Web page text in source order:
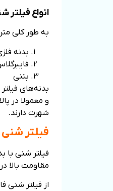
انواع فیلتر
به طور کلی
بدنه
بتنی
بدنه‌های
شهرت دارند.
فیلتر
فیلتر شنی با
مقاومت بالا
از فیلتر شنی